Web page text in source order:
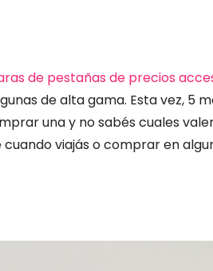
de pestañas de precios
de alta gama. Esta vez, 5
una y no sabés cuales
viajás o comprar en